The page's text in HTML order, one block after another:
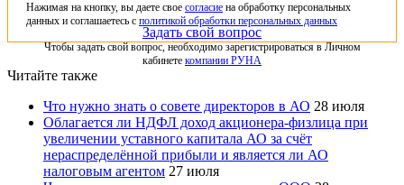
Нажимая на кнопку, вы даете свое согласие на обработку персональных
данных и соглашаетесь с политикой обработки персональных данных
Задать свой вопрос
Чтобы задать свой вопрос, необходимо зарегистрироваться в Личном
кабинете компании РУНА
Читайте также
Что нужно знать о совете директоров в АО 28 июля
Облагается ли НДФЛ доход акционера-физлица при
увеличении уставного капитала АО за счёт
нераспределённой прибыли и является ли АО
налоговым агентом 27 июля